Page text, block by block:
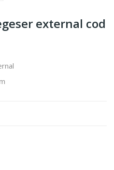
external cod